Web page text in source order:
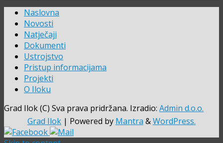
Naslovna
Novosti
Natječaji
Dokumenti
Ustrojstvo
Pristup informacijama
Projekti
O Iloku
Grad Ilok (C) Sva prava pridržana. Izradio: Admin d.o.o.
Grad Ilok | Powered by Mantra &WordPress.